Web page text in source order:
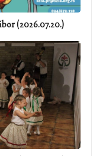
(2026.07.20.)